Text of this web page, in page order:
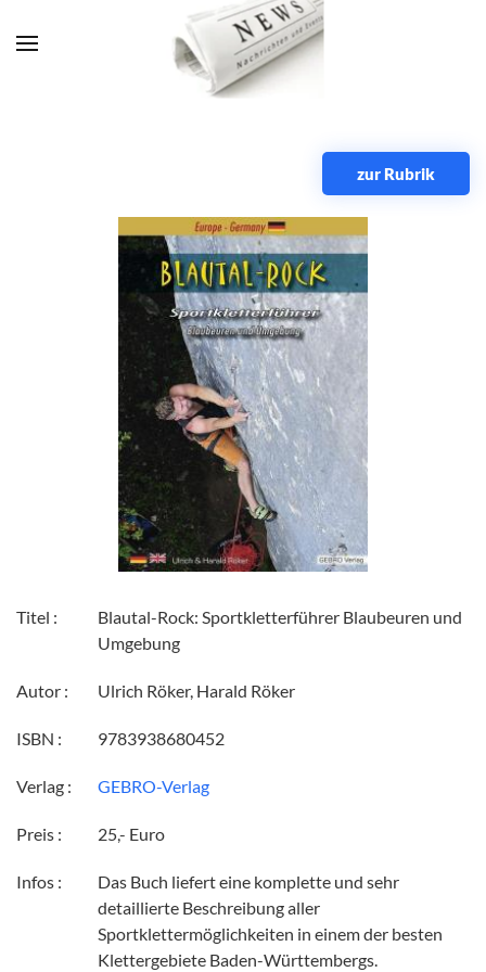
Zum Hauptinhalt springen
zur Rubrik
Titel :
Blautal-Rock: Sportkletterführer Blaubeuren und
Umgebung
Autor : Ulrich Röker, Harald Röker
ISBN : 9783938680452
Verlag : GEBRO-Verlag
Preis : 25,- Euro
Infos :
Das Buch liefert eine komplette und sehr
detaillierte Beschreibung aller
Sportklettermöglichkeiten in einem der besten
Klettergebiete Baden-Württembergs.